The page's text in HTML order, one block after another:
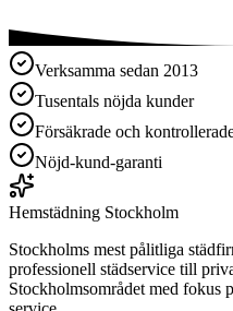
Verksamma sedan 2013
Tusentals nöjda kunder
Försäkrade och
Nöjd-kund-garanti
Hemstädning Stockholm
Stockholms mest pålitliga
professionell städservice till
Stockholmsområdet med fokus